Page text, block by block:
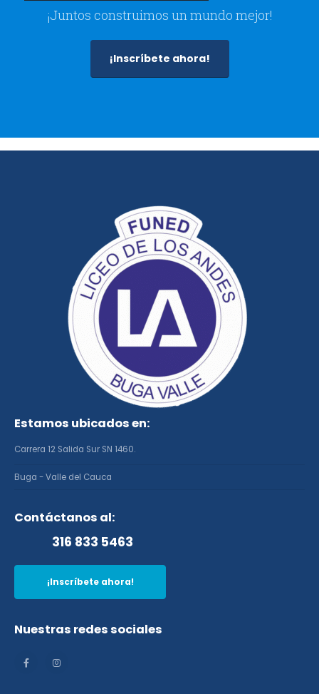
¡Juntos construimos un mundo mejor!
¡Inscríbete ahora!
Estamos ubicados en:
Carrera 12 Salida Sur SN 1460.
Buga - Valle del Cauca
Contáctanos al:
316 833 5463
¡Inscríbete ahora!
Nuestras redes sociales